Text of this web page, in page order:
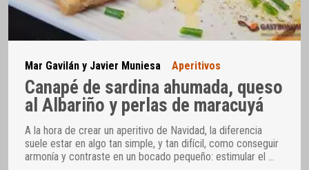
Mar Gavilán y Javier Muniesa Aperitivos
Canapé de sardina ahumada, queso
al Albariño y perlas de maracuyá
A la hora de crear un aperitivo de Navidad, la diferencia
suele estar en algo tan simple, y tan difícil, como conseguir
armonía y contraste en un bocado pequeño: estimular el …